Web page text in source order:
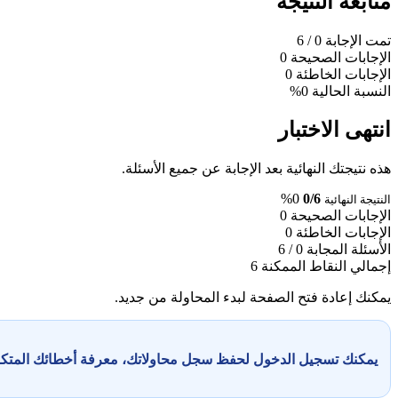
تمت الإجابة 0
/ 6
الإجابات الصحيحة 0
الإجابات الخاطئة 0
النسبة الحالية 0%
انتهى الاختبار
هذه نتيجتك النهائية بعد الإجابة عن جميع الأسئلة.
النتيجة النهائية 0/6
0%
الإجابات الصحيحة 0
الإجابات الخاطئة 0
الأسئلة المجابة 0 / 6
إجمالي النقاط الممكنة 6
يمكنك إعادة فتح الصفحة لبدء المحاولة من جديد.
يمكنك تسجيل الدخول لحفظ سجل محاولاتك، معرفة أخطائك